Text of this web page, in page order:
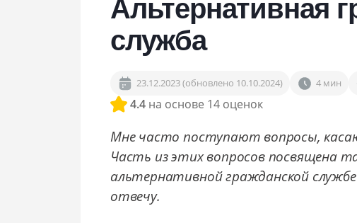
Сопровождение в военкомате
Снятие с воинского учёта
Снятие ограничений по повестке
Альтернативная
служба
23.12.2023 (обновлено 10.10.2024) 4 мин
4.4 на основе 14 оценок
Мне часто поступают вопросы,
Часть из этих вопросов посвящена
альтернативной гражданской службе
отвечу.